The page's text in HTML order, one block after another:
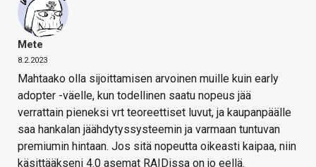
Mete
8.2.2023
Mahtaako olla sijoittamisen arvoinen muille kuin early
adopter -väelle, kun todellinen saatu nopeus jää
verrattain pieneksi vrt teoreettiset luvut, ja kaupanpäälle
saa hankalan jäähdytyssysteemin ja varmaan tuntuvan
premiumin hintaan. Jos sitä nopeutta oikeasti kaipaa, niin
käsittääkseni 4.0 asemat RAIDissa on jo eellä.